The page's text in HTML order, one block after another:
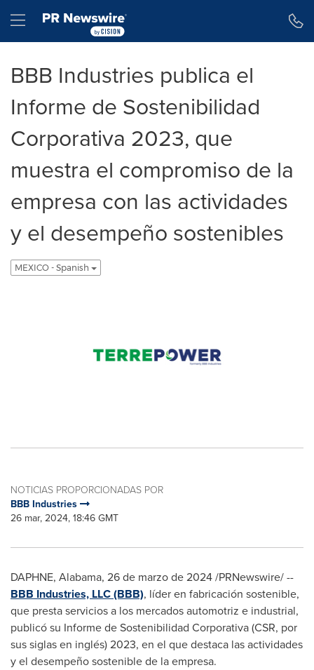
Hamburger menu
BBB Industries publica el
Informe de Sostenibilidad
Corporativa 2023, que
muestra el compromiso de la
empresa con las actividades
y el desempeño sostenibles
MEXICO - Spanish
NOTICIAS PROPORCIONADAS POR
BBB Industries
26 mar, 2024, 18:46 GMT
DAPHNE, Alabama, 26 de marzo de 2024/PRNewswire/ --
BBB Industries, LLC (BBB), líder en fabricación sostenible,
que presta servicios a los mercados automotriz e industrial,
publicó su Informe de Sostenibilidad Corporativa (CSR, por
sus siglas en inglés) 2023, en el que destaca las actividades
y el desempeño sostenible de la empresa.